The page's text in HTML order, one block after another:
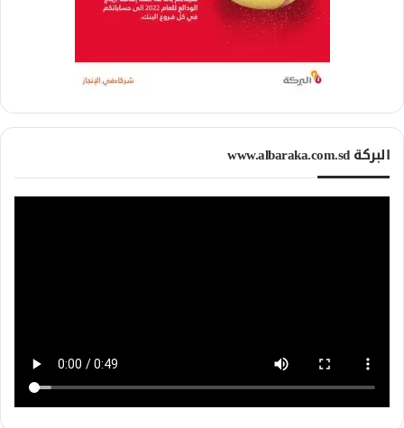
البركة www.albaraka.com.sd